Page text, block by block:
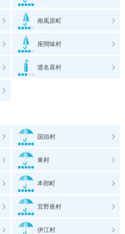
南風原町
座間味村
渡名喜村
国頭村
東村
本部町
宜野座村
伊江村